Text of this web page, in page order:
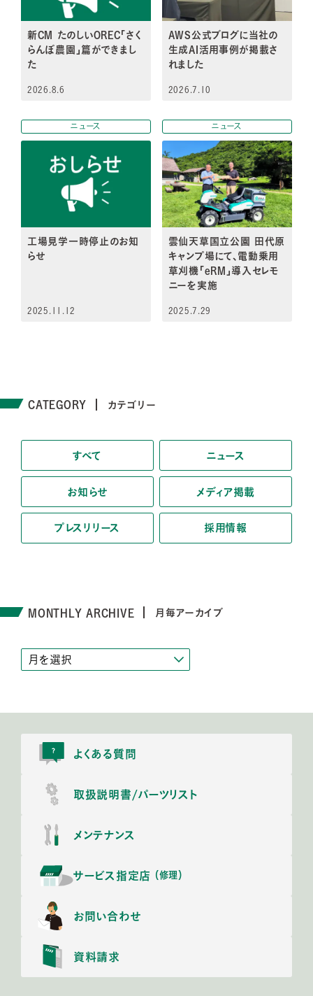
新CM たのしいOREC「さく
らんぼ農園」篇ができまし
た
2026.8.6
AWS公式ブログに当社の
生成AI活用事例が掲載さ
れました
2026.7.10
ニュース
工場見学一時停止のお知
らせ
2025.11.12
ニュース
雲仙天草国立公園 田代原
キャンプ場にて、電動乗用
草刈機「eRM」導入セレモ
ニーを実施
2025.7.29
CATEGORY カテゴリー
すべて ニュース
お知らせ メディア掲載
プレスリリース 採用情報
MONTHLY ARCHIVE 月毎アーカイブ
よくある質問
取扱説明書/パーツリスト
メンテナンス
サービス指定店 （修理）
お問い合わせ
資料請求